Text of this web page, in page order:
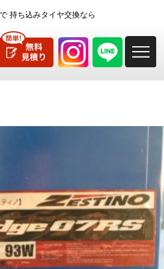
持ち込みタイヤ交換なら